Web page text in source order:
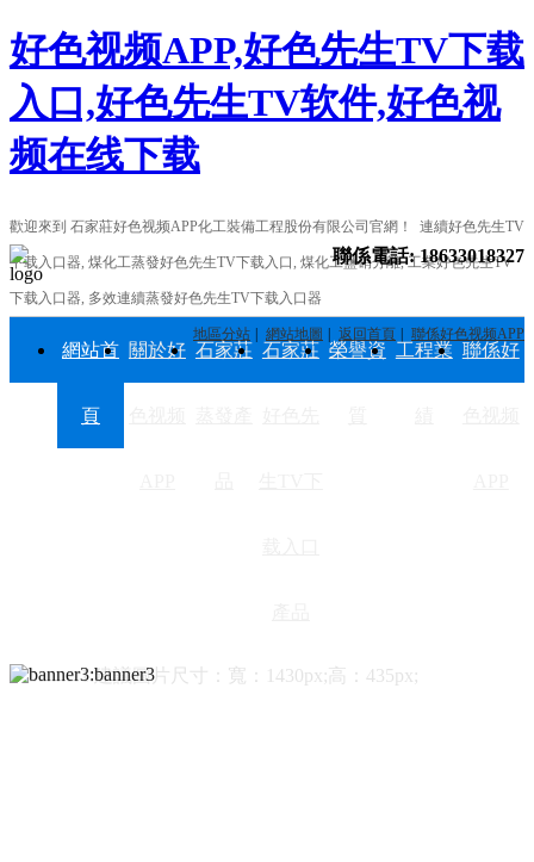
好色视频APP,好色先生TV下载
入口,好色先生TV软件,好色视
频在线下载
歡迎來到 石家莊好色视频APP化工裝備工程股份有限公司官網！ 連續好色先生TV
下载入口器, 煤化工蒸發好色先生TV下载入口, 煤化工鹽硝分離, 工業好色先生TV
下载入口器, 多效連續蒸發好色先生TV下载入口器
地區分站 網站地圖 返回首頁 聯係好色视频APP
聯係電話: 18633018327
網站首
頁
關於好 石家莊 石家莊 榮譽資 工程業 聯係好